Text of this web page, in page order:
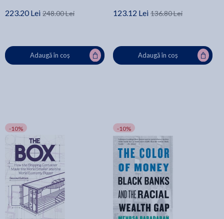
223.20 Lei 248.00 Lei
Adaugă în coș
123.12 Lei 136.80 Lei
Adaugă în coș
-10% -10%